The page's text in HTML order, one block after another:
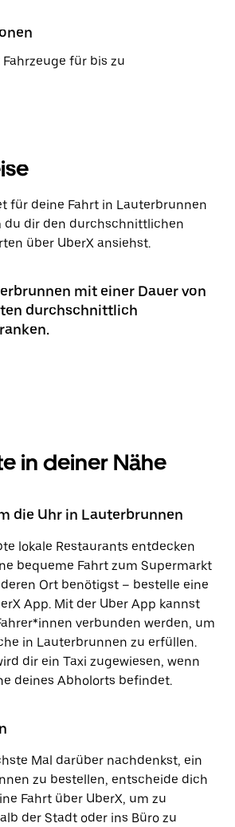
für bis zu
für deine Fahrt in Lauterbrunnen
du dir den durchschnittlichen
über UberX ansiehst.
mit einer Dauer von
durchschnittlich
in deiner Nähe
die Uhr in Lauterbrunnen
lokale Restaurants entdecken
bequeme Fahrt zum Supermarkt
Ort benötigst – bestelle eine
App. Mit der Uber App kannst
verbunden werden, um
in Lauterbrunnen zu erfüllen.
dir ein Taxi zugewiesen, wenn
deines Abholorts befindet.
Mal darüber nachdenkst, ein
zu bestellen, entscheide dich
Fahrt über UberX, um zu
der Stadt oder ins Büro zu